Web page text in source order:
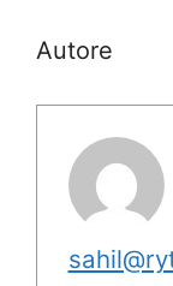
Autore